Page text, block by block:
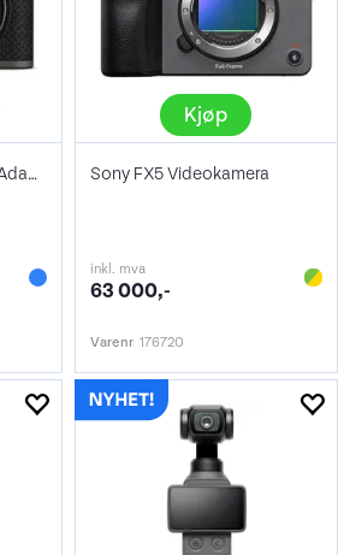
Leica SL3 Reporter + M Adapter L
Kjøp
Sony FX5 Videokamera
inkl. mva
63 000,-
Varenr 176720